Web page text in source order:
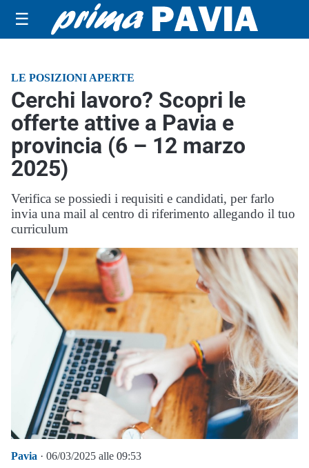
☰
LE POSIZIONI APERTE
Cerchi lavoro? Scopri le
offerte attive a Pavia e
provincia (6 – 12 marzo
2025)
Verifica se possiedi i requisiti e candidati, per farlo
invia una mail al centro di riferimento allegando il tuo
curriculum
Pavia · 06/03/2025 alle 09:53